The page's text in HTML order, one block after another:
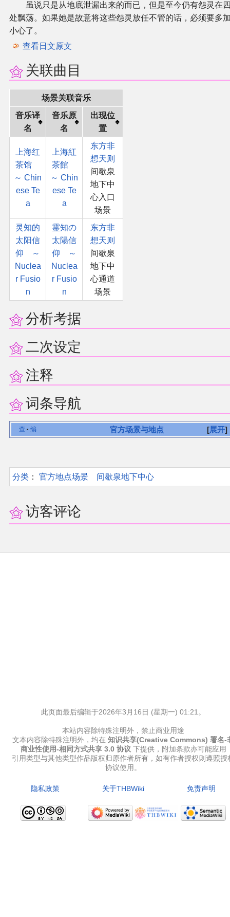
虽说只是从地底泄漏出来的而已，但是至今仍有怨灵在
处飘荡。如果她是故意将这些怨灵放任不管的话，必须要多
小心了。
查看日文原文
关联曲目
场景关联音乐
音乐译
名
音乐原
名
出现位
置
上海红
茶馆
～ Chin
ese Te
a
上海紅
茶館
～ Chin
ese Te
a
东方非
想天则
间歇泉
地下中
心入口
场景
灵知的
太阳信
仰 ～
Nuclea
r Fusio
n
霊知の
太陽信
仰 ～
Nuclea
r Fusio
n
东方非
想天则
间歇泉
地下中
心通道
场景
分析考据
二次设定
注释
词条导航
展开
查 • 编 官方场景与地点
分类 ：​ 官方地点场景 间歇泉地下中心
访客评论
此页面最后编辑于2026年3月16日 (星期一) 01:21。
本站内容除特殊注明外，禁止商业用途
文本内容除特殊注明外，均在 知识共享(Creative Commons) 署名-
商业性使用-相同方式共享 3.0 协议 下提供，附加条款亦可能应用
引用类型与其他类型作品版权归原作者所有，如有作者授权则遵照授
协议使用。
隐私政策 关于THBWiki 免责声明